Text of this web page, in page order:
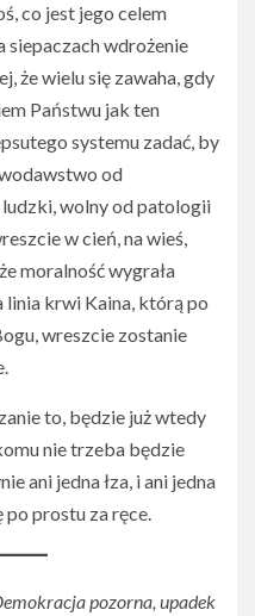
co jest jego celem
siepaczach wdrożenie
że wielu się zawaha, gdy
Państwu jak ten
systemu zadać, by
od
ludzki, wolny od patologii
w cień, na wieś,
moralność wygrała
linia krwi Kaina, którą po
wreszcie zostanie
to, będzie już wtedy
nie trzeba będzie
ani jedna łza, i ani jedna
prostu za ręce.
pozorna, upadek